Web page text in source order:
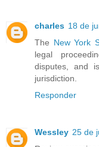
charles 18 de
The New York
legal
disputes, and
jurisdiction.
Responder
Wessley 25 de